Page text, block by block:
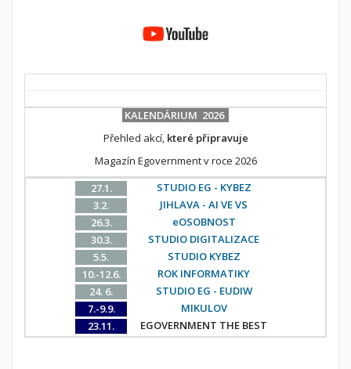
KALENDÁRIUM 2026
Přehled akcí, které připravuje
Magazín Egovernment v roce 2026
27.1.
STUDIO EG - KYBEZ
3.2.
JIHLAVA - AI VE VS
26.3.
eOSOBNOST
30.3.
STUDIO DIGITALIZACE
5.5.
STUDIO KYBEZ
10.-12.6.
ROK INFORMATIKY
24. 6.
STUDIO EG - EUDIW
7.-9.9.
MIKULOV
23.11.
EGOVERNMENT THE BEST